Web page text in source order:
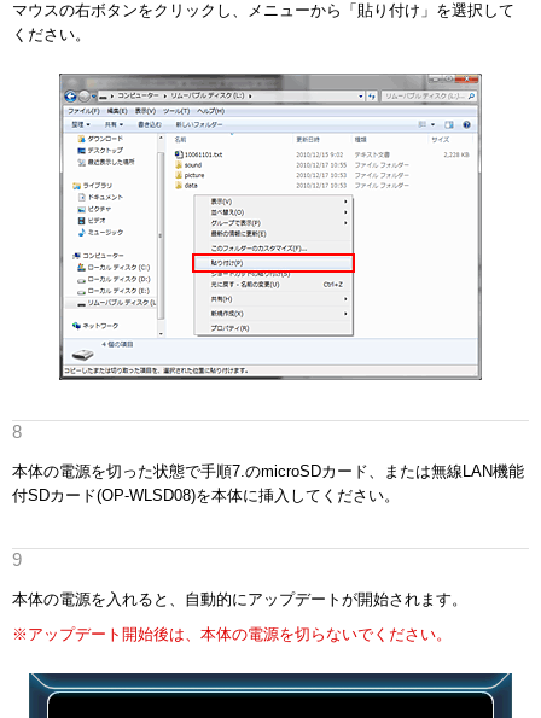
マウスの右ボタンをクリックし、メニューから「貼り付け」を選択して
ください。
本体の電源を切った状態で手順7.のmicroSDカード、または無線LAN機能
付SDカード(OP-WLSD08)を本体に挿入してください。
本体の電源を入れると、自動的にアップデートが開始されます。
※アップデート開始後は、本体の電源を切らないでください。